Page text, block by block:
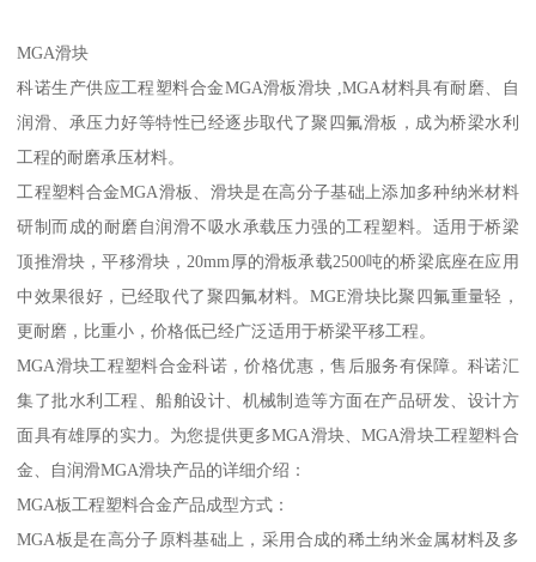
MGA滑块
科诺生产供应工程塑料合金MGA滑板滑块 ,MGA材料具有耐磨、自
润滑、承压力好等特性已经逐步取代了聚四氟滑板，成为桥梁水利
工程的耐磨承压材料。
工程塑料合金MGA滑板、滑块是在高分子基础上添加多种纳米材料
研制而成的耐磨自润滑不吸水承载压力强的工程塑料。适用于桥梁
顶推滑块，平移滑块，20mm厚的滑板承载2500吨的桥梁底座在应用
中效果很好，已经取代了聚四氟材料。MGE滑块比聚四氟重量轻，
更耐磨，比重小，价格低已经广泛适用于桥梁平移工程。
MGA滑块工程塑料合金科诺，价格优惠，售后服务有保障。科诺汇
集了批水利工程、船舶设计、机械制造等方面在产品研发、设计方
面具有雄厚的实力。为您提供更多MGA滑块、MGA滑块工程塑料合
金、自润滑MGA滑块产品的详细介绍：
MGA板工程塑料合金产品成型方式：
MGA板是在高分子原料基础上，采用合成的稀土纳米金属材料及多